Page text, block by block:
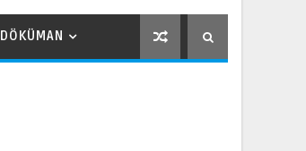
DÖKÜMAN